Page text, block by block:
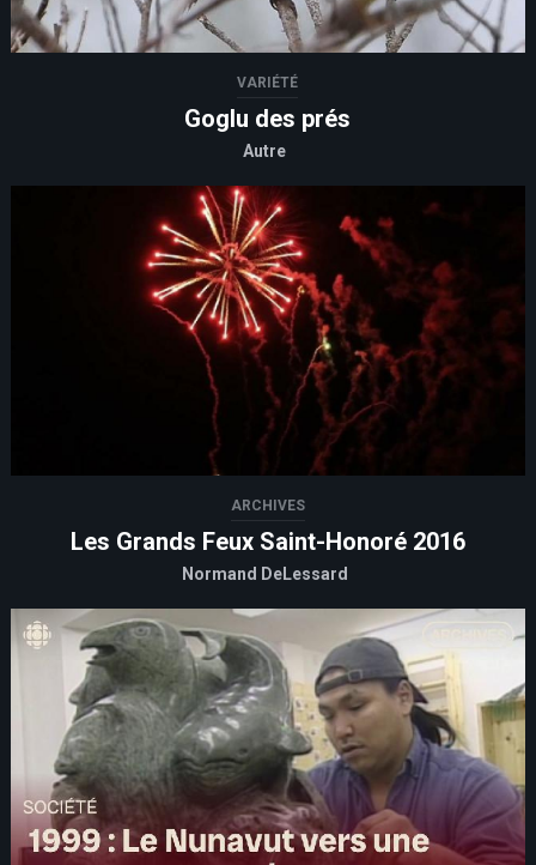
VARIÉTÉ
Goglu des prés
Autre
ARCHIVES
Les Grands Feux Saint-Honoré 2016
Normand DeLessard